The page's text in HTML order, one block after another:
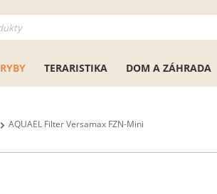
RYBY TERARISTIKA DOM A ZÁHRADA
AQUAEL Filter Versamax FZN-Mini